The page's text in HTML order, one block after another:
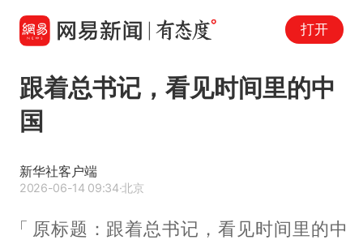
打开
跟着总书记，看见时间里的中
国
新华社客户端
2026-06-14 09:34·北京
原标题：跟着总书记，看见时间里的中